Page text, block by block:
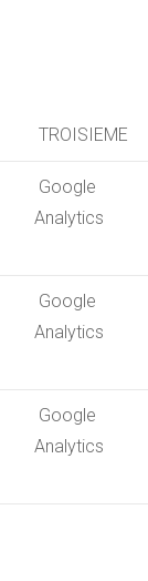
TROISIEME
Google
Analytics
Google
Analytics
Google
Analytics